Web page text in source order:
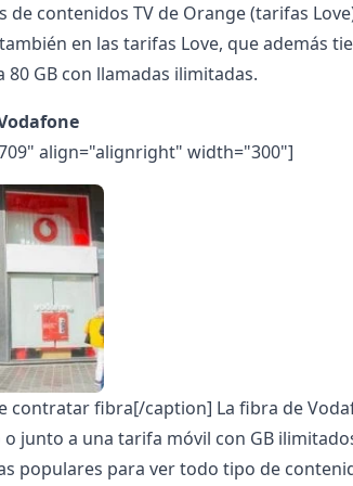
de contenidos TV de Orange (tarifas
en las tarifas Love, que además
80 GB con llamadas ilimitadas.
align="alignright" width="300"]
contratar fibra[/caption] La fibra de
junto a una tarifa móvil con GB
populares para ver todo tipo de